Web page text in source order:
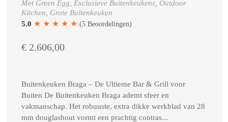
Met Green Egg, Exclusieve Buitenkeukens, Outdoor
Kitchen, Grote Buitenkeuken
5.0 ★ ★ ★ ★ ★ (5 Beoordelingen)
€ 2.606,00
Buitenkeuken Braga – De Ultieme Bar & Grill voor
Buiten De Buitenkeuken Braga ademt sfeer en
vakmanschap. Het robuuste, extra dikke werkblad van 28
mm douglashout vormt een prachtig contras...